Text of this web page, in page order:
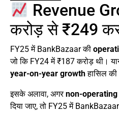
Revenue
करोड़ से ₹249
FY25 में BankBazaar की
जो कि FY24 में ₹187 करोड़ थी।
year-on-year growthहासिल
इसके अलावा, अगरnon-operating
दिया जाए, तो FY25 में